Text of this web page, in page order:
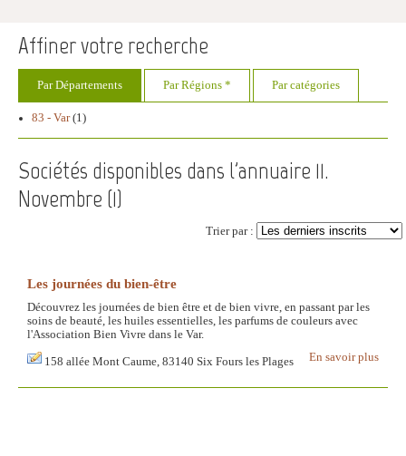
Affiner votre recherche
Par Départements Par Régions * Par catégories
83 - Var(1)
Sociétés disponibles dans l'annuaire 11.
Novembre (1)
Trier par :
Les journées du bien-être
Découvrez les journées de bien être et de bien vivre, en passant par les
soins de beauté, les huiles essentielles, les parfums de couleurs avec
l'Association Bien Vivre dans le Var.
En savoir plus
158 allée Mont Caume, 83140 Six Fours les Plages